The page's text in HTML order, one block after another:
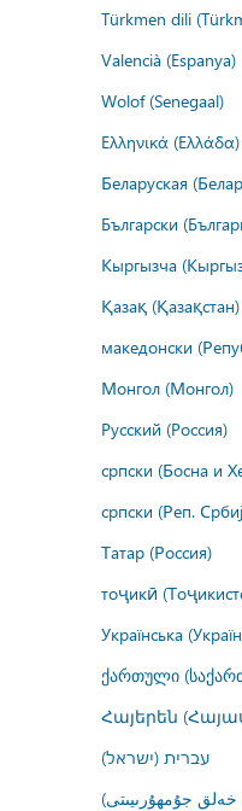
Türkmen dili
Valencià (Espanya)
Wolof (Senegaal)
Ελληνικά (Ελλάδα)
Беларуская
Български
Кыргызча
Қазақ (Қазақстан)
македонски
Монгол (Монгол)
Русский (Россия)
српски (Босна и
српски (Реп.
Татар (Россия)
тоҷикӣ
Українська
ქართული
Հայերեն
עברית (ישראל)
خەلق جۇمھۇرىيىتى)